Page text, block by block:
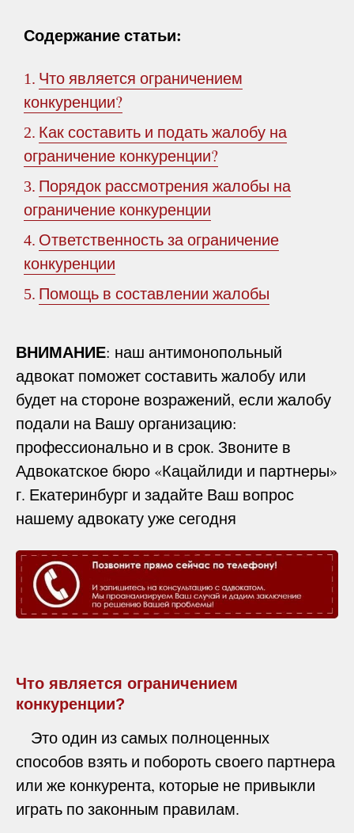
Содержание статьи:
1. Что является ограничением
конкуренции?
2. Как составить и подать жалобу на
ограничение конкуренции?
3. Порядок рассмотрения жалобы на
ограничение конкуренции
4. Ответственность за ограничение
конкуренции
5. Помощь в составлении жалобы
ВНИМАНИЕ: наш антимонопольный
адвокат поможет составить жалобу или
будет на стороне возражений, если жалобу
подали на Вашу организацию:
профессионально и в срок. Звоните в
Адвокатское бюро «Кацайлиди и партнеры»
г. Екатеринбург и задайте Ваш вопрос
нашему адвокату уже сегодня
Что является ограничением
конкуренции?
Это один из самых полноценных
способов взять и побороть своего партнера
или же конкурента, которые не привыкли
играть по законным правилам.